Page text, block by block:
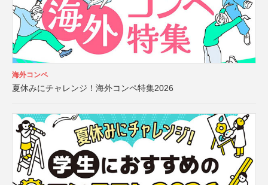
海外コンペ
夏休みにチャレンジ！海外コンペ特集2026